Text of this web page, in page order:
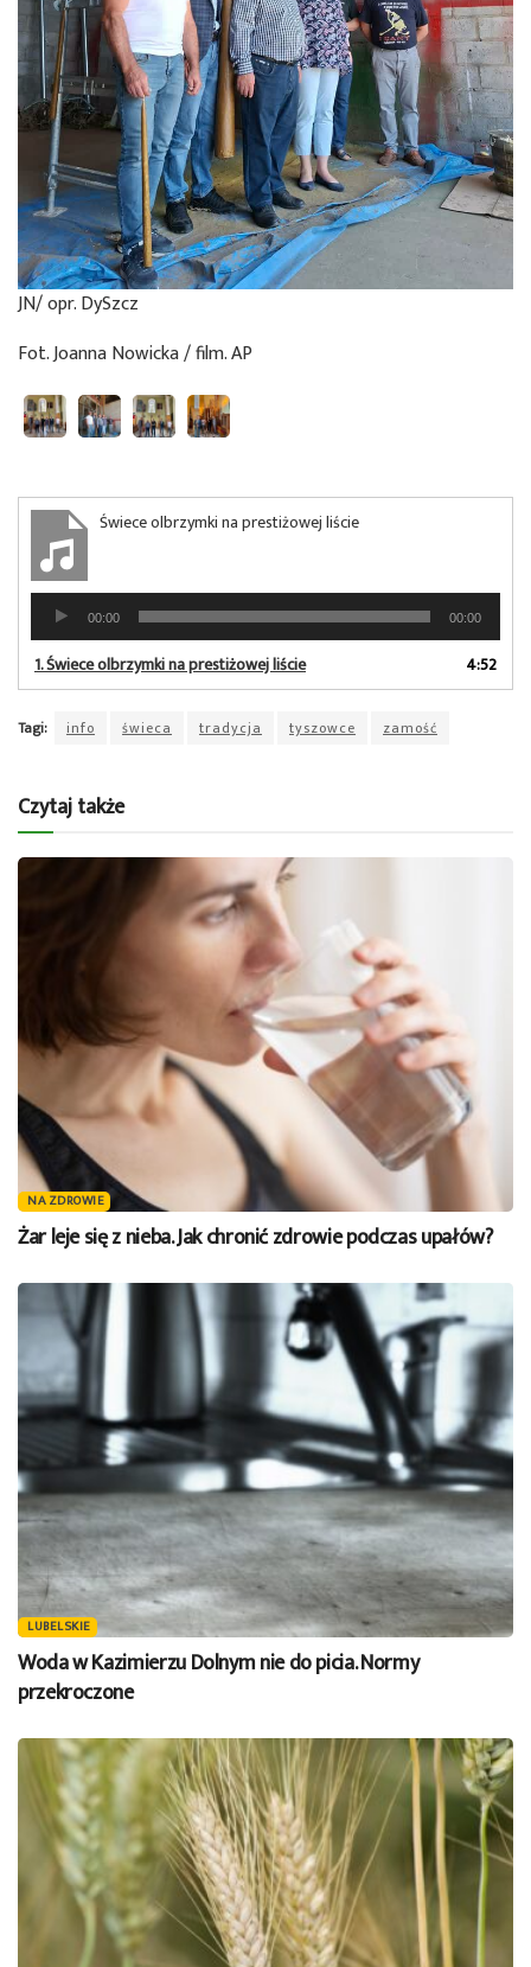
JN/ opr. DySzcz
Fot. Joanna Nowicka / film. AP
Świece olbrzymki na prestiżowej liście
Odtwarzacz
plików
dźwiękowych
00:00 00:00
1.Świece olbrzymki na prestiżowej liście 4:52
Tagi: info świeca tradycja tyszowce zamość
Czytaj także
NA ZDROWIE
Żar leje się z nieba. Jak chronić zdrowie podczas upałów?
LUBELSKIE
Woda w Kazimierzu Dolnym nie do picia. Normy
przekroczone